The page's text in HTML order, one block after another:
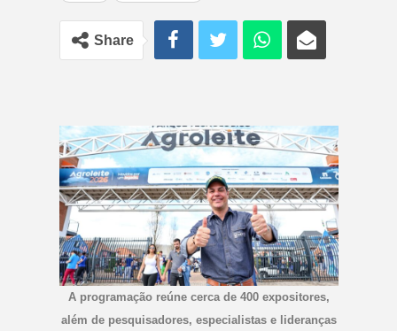
Share
A programação reúne cerca de 400 expositores,
além de pesquisadores, especialistas e lideranças